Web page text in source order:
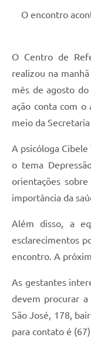
Contato
O encontro
O Centro de
realizou na
mês de agosto do
ação conta com o
meio da
A psicóloga
o tema
orientações
importância da
Além disso, a
esclarecimentos
encontro. A
As gestantes
devem procurar a
São José, 178,
para contato é